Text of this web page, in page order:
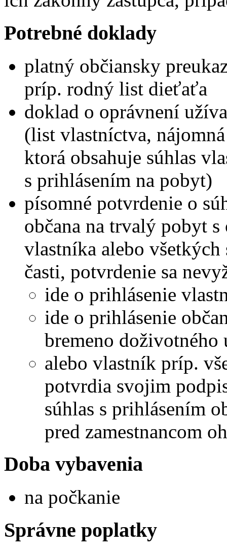
Potrebné doklady
platný občiansky
príp. rodný list dieťaťa
doklad o oprávnení
(list vlastníctva,
ktorá obsahuje súhlas
s prihlásením na pobyt)
písomné potvrdenie o
občana na trvalý pobyt
vlastníka alebo
časti, potvrdenie sa
ide o prihlásenie
ide o prihlásenie
bremeno
alebo vlastník príp.
potvrdia svojim
súhlas s prihlásením
pred zamestnancom
Doba vybavenia
na počkanie
Správne poplatky